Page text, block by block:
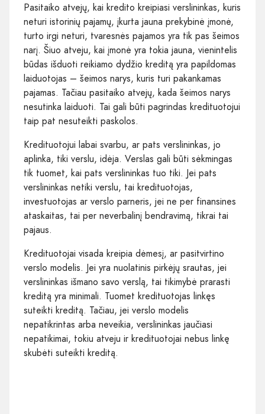
Pasitaiko atvejų, kai kredito kreipiasi verslininkas, kuris
neturi istorinių pajamų, įkurta jauna prekybinė įmonė,
turto irgi neturi, tvaresnės pajamos yra tik pas šeimos
narį. Šiuo atveju, kai įmonė yra tokia jauna, vienintelis
būdas išduoti reikiamo dydžio kreditą yra papildomas
laiduotojas – šeimos narys, kuris turi pakankamas
pajamas. Tačiau pasitaiko atvejų, kada šeimos narys
nesutinka laiduoti. Tai gali būti pagrindas kredituotojui
taip pat nesuteikti paskolos.
Kredituotojui labai svarbu, ar pats verslininkas, jo
aplinka, tiki verslu, idėja. Verslas gali būti sėkmingas
tik tuomet, kai pats verslininkas tuo tiki. Jei pats
verslininkas netiki verslu, tai kredituotojas,
investuotojas ar verslo parneris, jei ne per finansines
ataskaitas, tai per neverbalinį bendravimą, tikrai tai
pajaus.
Kredituotojai visada kreipia dėmesį, ar pasitvirtino
verslo modelis. Jei yra nuolatinis pirkėjų srautas, jei
verslininkas išmano savo verslą, tai tikimybė prarasti
kreditą yra minimali. Tuomet kredituotojas linkęs
suteikti kreditą. Tačiau, jei verslo modelis
nepatikrintas arba neveikia, verslininkas jaučiasi
nepatikimai, tokiu atveju ir kredituotojai nebus linkę
skubėti suteikti kreditą.